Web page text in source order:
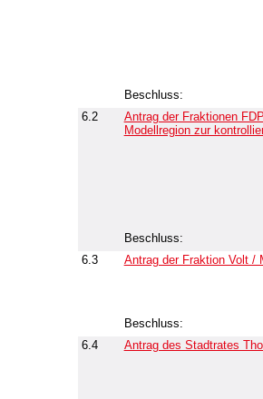
Beschluss:
6.2
Antrag der Fraktionen
Modellregion zur
Beschluss:
6.3 Antrag der Fraktion Volt /
Beschluss:
6.4 Antrag des Stadtrates